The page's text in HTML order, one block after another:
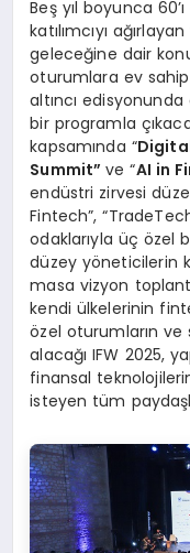
Beş yıl boyunca
katılımcıyı
geleceğine dair
oturumlara ev
altıncı
bir programla
kapsamında “
Summit”ve “AI in
endüstri zirvesi
Fintech”,
odaklarıyla üç özel
düzey yöneticilerin
masa vizyon
kendi ülkelerinin
özel oturumların ve
alacağı IFW 2025,
finansal
isteyen tüm